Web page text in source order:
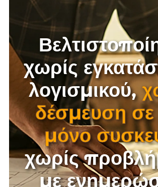
χωρίς
λογισμικού,
δέσμευση σε
μόνο
χωρίς
με